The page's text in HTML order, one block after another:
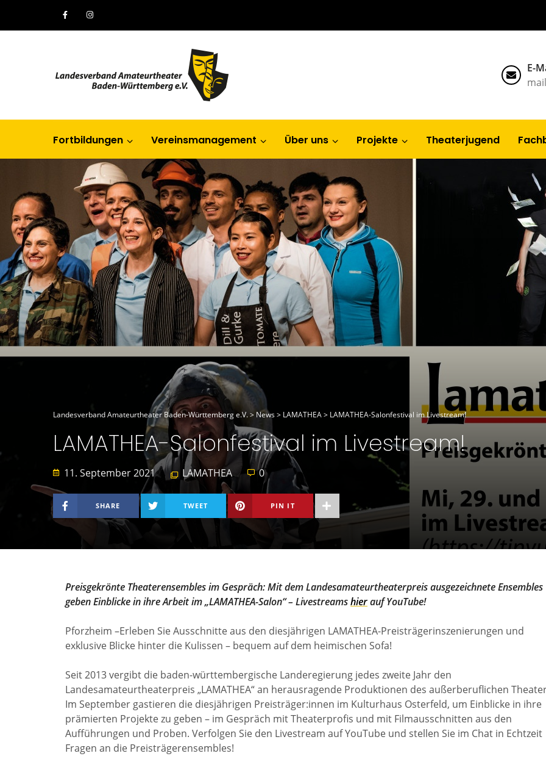
E-
Fortbildungen Vereinsmanagement Über uns Projekte Theaterjugend
Landesverband Amateurtheater Baden-Württemberg e.V.> News> LAMATHEA> LAMATHEA-Salonfestival im Livestream!
LAMATHEA-Salonfestival im Livestream!
11. September 2021 LAMATHEA 0
SHARE TWEET PIN IT
Preisgekrönte Theaterensembles im Gespräch: Mit dem Landesamateurtheaterpreis ausgezeichnete Ensembles
geben Einblicke in ihre Arbeit im „LAMATHEA-Salon“ – Livestreamshierauf YouTube!
Pforzheim –Erleben Sie Ausschnitte aus den diesjährigen LAMATHEA-Preisträgerinszenierungen und
exklusive Blicke hinter die Kulissen – bequem auf dem heimischen Sofa!
Seit 2013 vergibt die baden-württembergische Landeregierung jedes zweite Jahr den
Landesamateurtheaterpreis „LAMATHEA“ an herausragende Produktionen des außerberuflichen
Im September gastieren die diesjährigen Preisträger:innen im Kulturhaus Osterfeld, um Einblicke in ihre
prämierten Projekte zu geben – im Gespräch mit Theaterprofis und mit Filmausschnitten aus den
Aufführungen und Proben. Verfolgen Sie den Livestream auf YouTube und stellen Sie im Chat in Echtzeit
Fragen an die Preisträgerensembles!